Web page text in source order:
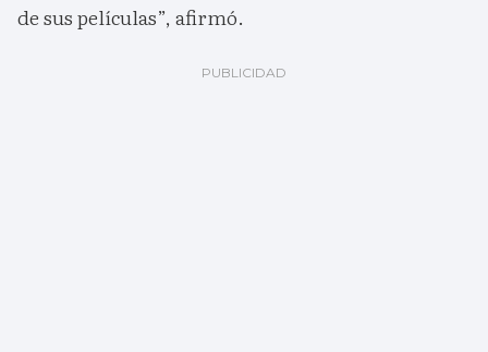
de sus películas”, afirmó.